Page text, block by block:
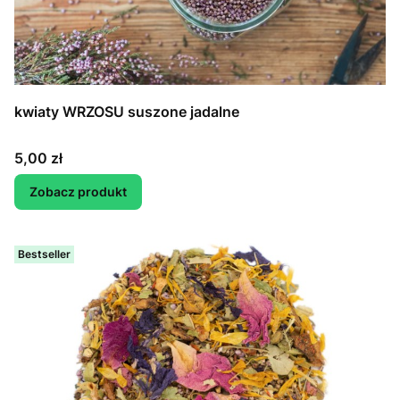
kwiaty WRZOSU suszone jadalne
Cena
5,00 zł
Zobacz produkt
Bestseller